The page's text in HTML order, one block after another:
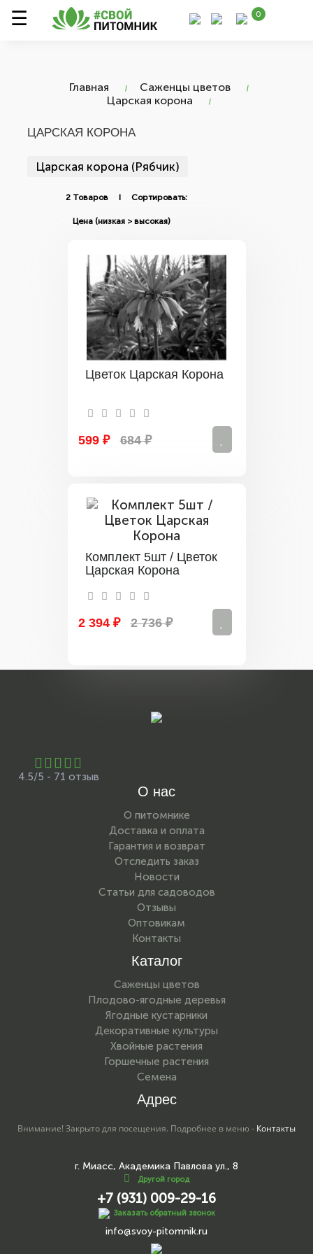
0
Главная
Саженцы цветов
Царская корона
ЦАРСКАЯ КОРОНА
Царская корона (Рябчик)
2 Товаров I Сортировать:
Цветок Царская Корона
599 ₽ 684 ₽
Комплект 5шт / Цветок
Царская Корона
2 394 ₽ 2 736 ₽
4.5/5 - 71 отзыв
О нас
О питомнике
Доставка и оплата
Гарантия и возврат
Отследить заказ
Новости
Статьи для садоводов
Отзывы
Оптовикам
Контакты
Каталог
Саженцы цветов
Плодово-ягодные деревья
Ягодные кустарники
Декоративные культуры
Хвойные растения
Горшечные растения
Семена
Адрес
Внимание! Закрыто для посещения. Подробнее в меню - Контакты
г. Миасс, Академика Павлова ул., 8
Другой город
+7 (931) 009-29-16
Заказать обратный звонок
info@svoy-pitomnik.ru